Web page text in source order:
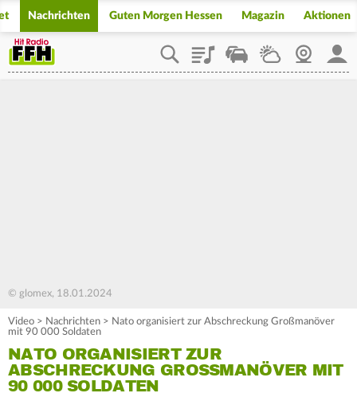
Nachrichten Guten Morgen Hessen Magazin Aktionen
PlaylistStaupilotWetterWebcam
© glomex, 18.01.2024
Video > Nachrichten > Nato organisiert zur Abschreckung Großmanöver
mit 90 000 Soldaten
NATO ORGANISIERT ZUR
ABSCHRECKUNG GROSSMANÖVER MIT 9
0 000 SOLDATEN